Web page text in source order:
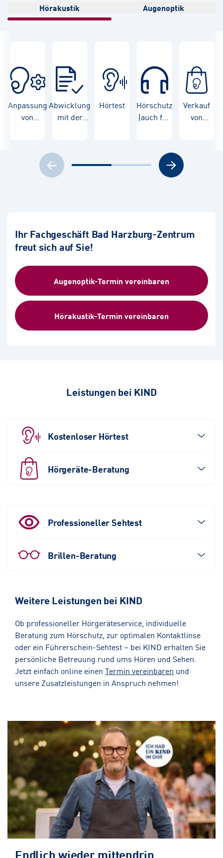
Hörakustik Augenoptik
Anpassung
von
Abwicklung
mit der
Hörtest
Hörschutz
(auch für
Verkauf
von
Ihr Fachgeschäft Bad Harzburg-Zentrum
freut sich auf Sie!
Augenoptik-Termin vereinbaren
Hörakustik-Termin vereinbaren
Leistungen bei KIND
Kostenloser Hörtest
Hörgeräte-Beratung
Professioneller Sehtest
Brillen-Beratung
Weitere Leistungen bei KIND
Ob professioneller Hörgeräteservice, individuelle
Beratung zum Hörschutz, zur optimalen Kontaktlinse
oder ein Führerschein-Sehtest – bei KIND erhalten Sie
persönliche Betreuung rund ums Hören und Sehen.
Jetzt einfach online einen Termin vereinbaren und
unsere Zusatzleistungen in Anspruch nehmen!
Endlich wieder mittendrin